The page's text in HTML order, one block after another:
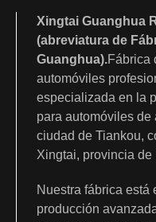
Xingtai Guanghua
(abreviatura de
Guanghua).Fábrica
automóviles
especializada en la
para automóviles
ciudad de Tiankou,
Xingtai, provincia de
Nuestra fábrica
producción